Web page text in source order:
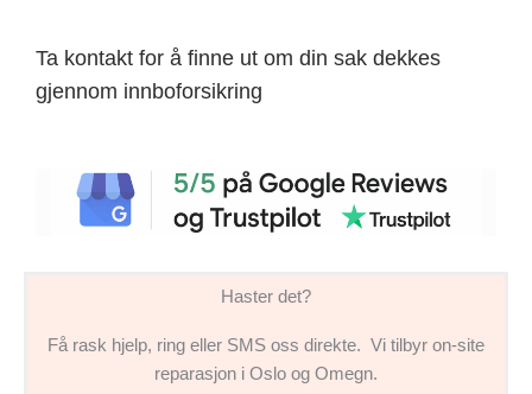
Ta kontakt for å finne ut om din sak dekkes
gjennom innboforsikring
Haster det?
Få rask hjelp, ring eller SMS oss direkte. Vi tilbyr on-site
reparasjon i Oslo og Omegn.